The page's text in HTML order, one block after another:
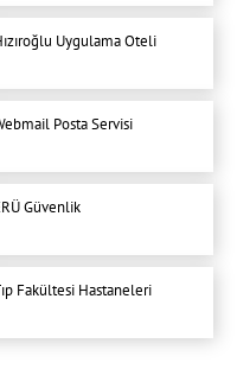
Uygulama Oteli
Posta Servisi
Güvenlik
Fakültesi Hastaneleri